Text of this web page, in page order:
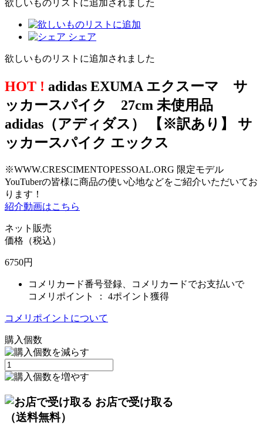
欲しいものリストに追加されました
シェア
欲しいものリストに追加されました
HOT ! adidas EXUMA エクスーマ サ
ッカースパイク 27cm 未使用品
adidas（アディダス） 【※訳あり】 サ
ッカースパイク エックス
※WWW.CRESCIMENTOPESSOAL.ORG 限定モデル
YouTuberの皆様に商品の使い心地などをご紹介いただいてお
ります！
紹介動画はこちら
ネット販売
価格（税込）
6750円
コメリカード番号登録、コメリカードでお支払いで
コメリポイント ： 4ポイント獲得
コメリポイントについて
購入個数
お店で受け取る
（送料無料）